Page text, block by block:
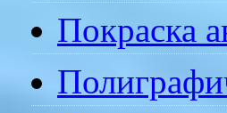
Покраска